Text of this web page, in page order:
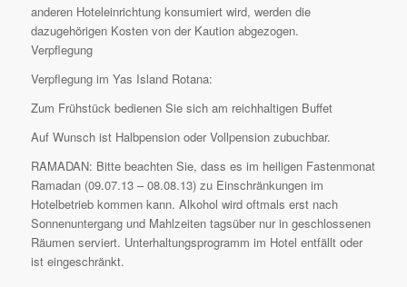
anderen Hoteleinrichtung konsumiert wird, werden die
dazugehörigen Kosten von der Kaution abgezogen.
Verpflegung
Verpflegung im Yas Island Rotana:
Zum Frühstück bedienen Sie sich am reichhaltigen Buffet
Auf Wunsch ist Halbpension oder Vollpension zubuchbar.
RAMADAN: Bitte beachten Sie, dass es im heiligen Fastenmonat
Ramadan (09.07.13 – 08.08.13) zu Einschränkungen im
Hotelbetrieb kommen kann. Alkohol wird oftmals erst nach
Sonnenuntergang und Mahlzeiten tagsüber nur in geschlossenen
Räumen serviert. Unterhaltungsprogramm im Hotel entfällt oder
ist eingeschränkt.